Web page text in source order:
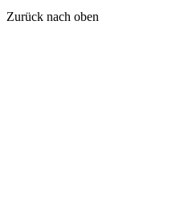
Zurück nach oben